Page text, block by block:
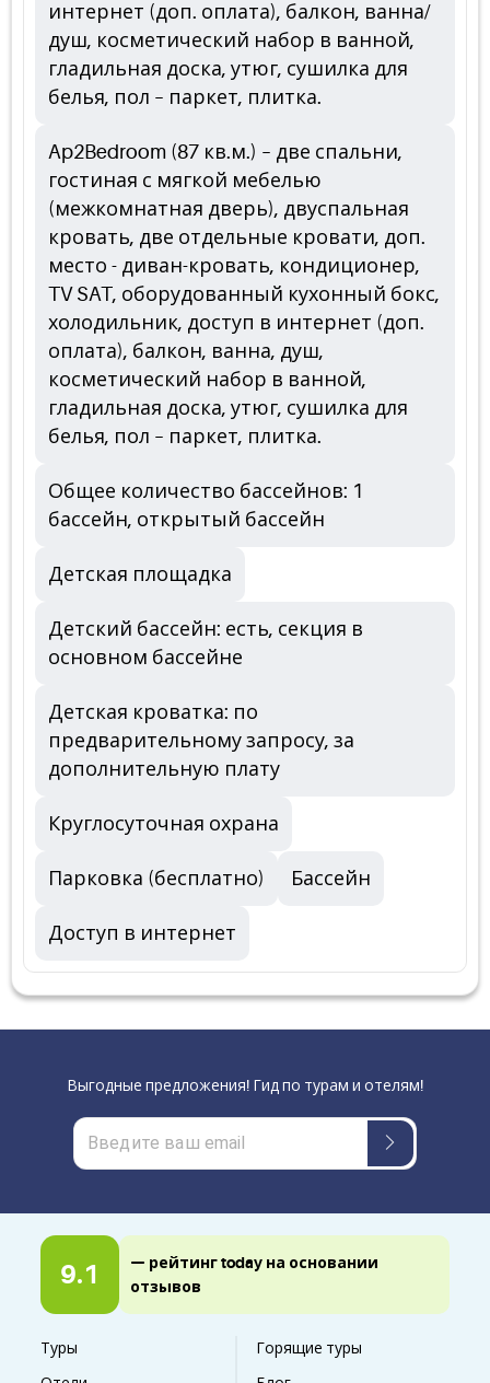
интернет (доп. оплата), балкон, ванна/
душ, косметический набор в ванной,
гладильная доска, утюг, сушилка для
белья, пол – паркет, плитка.
Ap2Bedroom (87 кв.м.) – две спальни,
гостиная с мягкой мебелью
(межкомнатная дверь), двуспальная
кровать, две отдельные кровати, доп.
место - диван-кровать, кондиционер,
TV SAT, оборудованный кухонный бокс,
холодильник, доступ в интернет (доп.
оплата), балкон, ванна, душ,
косметический набор в ванной,
гладильная доска, утюг, сушилка для
белья, пол – паркет, плитка.
Общее количество бассейнов: 1
бассейн, открытый бассейн
Детская площадка
Детский бассейн: есть, секция в
основном бассейне
Детская кроватка: по
предварительному запросу, за
дополнительную плату
Круглосуточная охрана
Парковка (бесплатно) Бассейн
Доступ в интернет
9.1
— рейтинг today на основании
отзывов
Туры
Горящие туры
Выгодные предложения! Гид по турам и отелям!